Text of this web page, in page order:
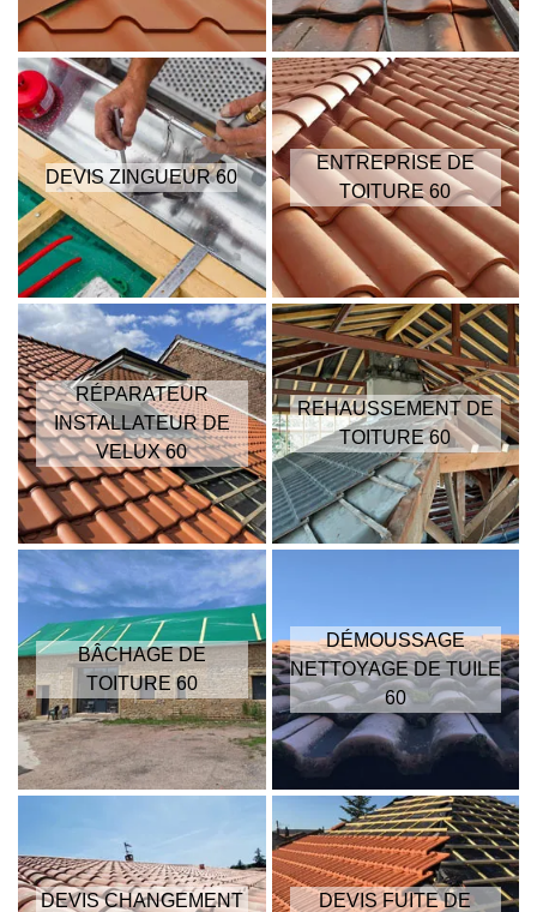
DEVIS ZINGUEUR 60
ENTREPRISE DE
TOITURE 60
RÉPARATEUR
INSTALLATEUR DE
VELUX 60
REHAUSSEMENT DE
TOITURE 60
BÂCHAGE DE
TOITURE 60
DÉMOUSSAGE
NETTOYAGE DE TUILE
60
DEVIS CHANGEMENT
DEVIS FUITE DE